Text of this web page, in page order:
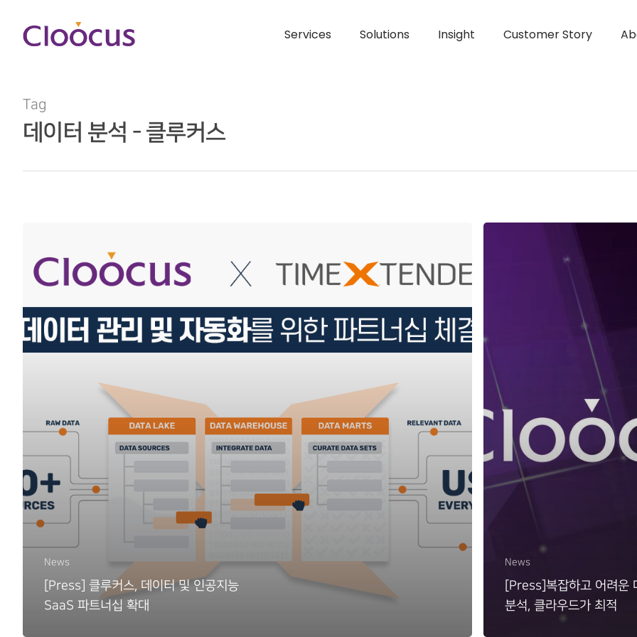
Hit enter to search or ESC to close
Services Solutions Insight Customer Story
Tag
데이터 분석 - 클루커스
News
[Press] 클루커스, 데이터 및 인공지능
SaaS 파트너십 확대
News
[Press]복잡하고 어려운
분석, 클라우드가 최적